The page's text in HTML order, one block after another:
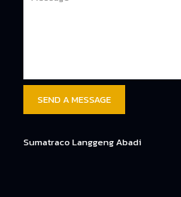
Sumatraco Langgeng Abadi